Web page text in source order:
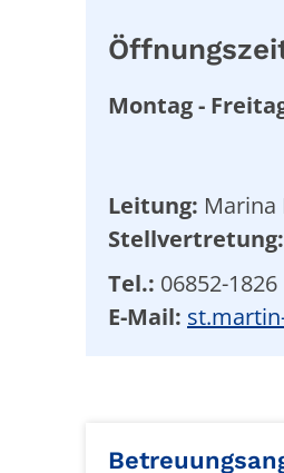
Montag-
Leitung:
Stellvertretung:
Tel.: 06852-1826
E-Mail: